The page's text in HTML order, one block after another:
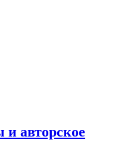
авторское